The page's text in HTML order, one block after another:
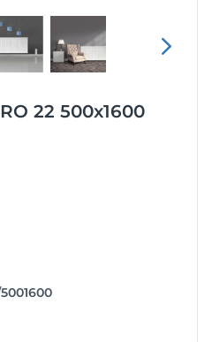
22 500x1600